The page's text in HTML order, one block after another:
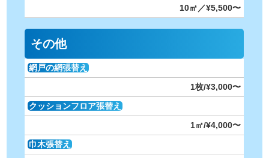
10㎡／¥5,500〜
その他
網戸の網張替え
1枚/¥3,000〜
クッションフロア張替え
1㎡/¥4,000〜
巾木張替え